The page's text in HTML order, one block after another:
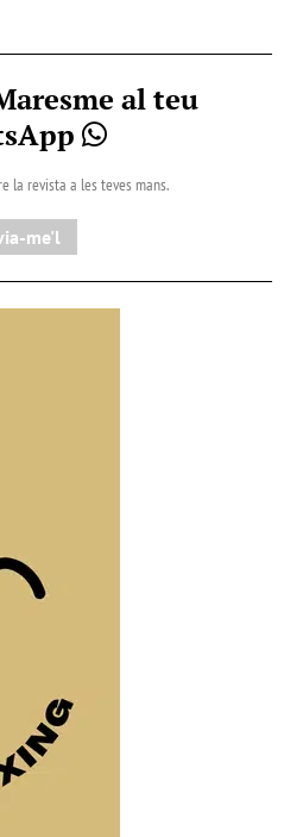
al teu
la revista a les teves mans.
me'l